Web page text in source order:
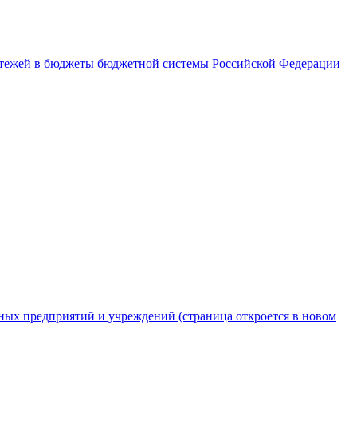
в бюджеты бюджетной системы Российской Федерации